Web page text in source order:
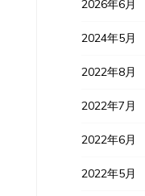
2026年6月
2024年5月
2022年8月
2022年7月
2022年6月
2022年5月